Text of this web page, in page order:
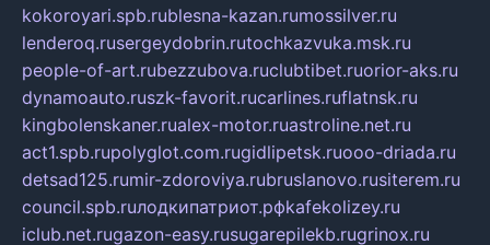
kokoroyari.spb.rublesna-kazan.rumossilver.ru
lenderoq.rusergeydobrin.rutochkazvuka.msk.ru
people-of-art.rubezzubova.ruclubtibet.ruorior-aks.ru
dynamoauto.ruszk-favorit.rucarlines.ruflatnsk.ru
kingbolenskaner.rualex-motor.ruastroline.net.ru
act1.spb.rupolyglot.com.rugidlipetsk.ruooo-driada.ru
detsad125.rumir-zdoroviya.rubruslanovo.rusiterem.ru
council.spb.ruлодкипатриот.рфkafekolizey.ru
iclub.net.rugazon-easy.rusugarepilekb.rugrinox.ru